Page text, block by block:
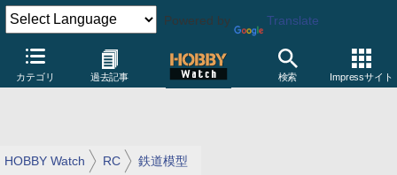
Powered by Translate
カテゴリ 過去記事 検索 Impressサイト
HOBBY Watch RC 鉄道模型